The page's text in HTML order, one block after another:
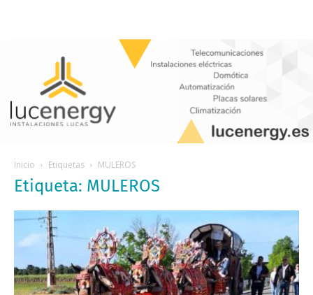
Inicio Etiquetas MULEROS
Etiqueta: MULEROS